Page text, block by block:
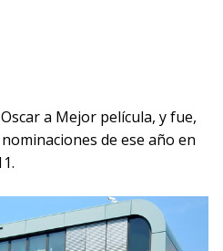
a Mejor película, y fue,
de ese año en